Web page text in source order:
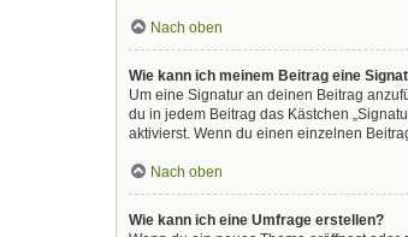
Nach oben
Wie kann ich meinem Beitrag eine
Um eine Signatur an deinen Beitrag
du in jedem Beitrag das Kästchen
aktivierst. Wenn du einen einzelnen
Nach oben
Wie kann ich eine Umfrage erstellen?